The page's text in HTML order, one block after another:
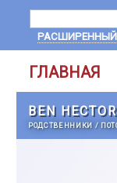
РАСШИРЕННЫЙ
ГЛАВНАЯ
BEN
РОДСТВЕННИКИ /